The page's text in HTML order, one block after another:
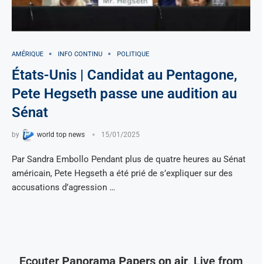
AMÉRIQUE INFO CONTINU POLITIQUE
États-Unis | Candidat au Pentagone,
Pete Hegseth passe une audition au
Sénat
by world top news 15/01/2025
Par Sandra Embollo Pendant plus de quatre heures au Sénat
américain, Pete Hegseth a été prié de s’expliquer sur des
accusations d’agression …
Ecouter Panorama Papers on air, Live from